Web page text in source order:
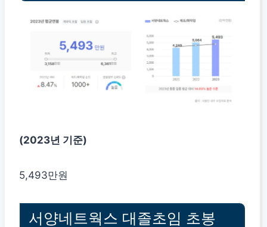
(2023년 기준)
5,493만원
서양네트웍스 대졸초임 초봉